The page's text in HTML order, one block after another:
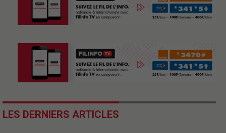
LES DERNIERS ARTICLES